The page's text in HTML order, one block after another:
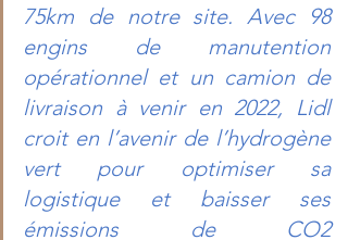
75km de notre site. Avec 98
engins de manutention
opérationnel et un camion de
livraison à venir en 2022, Lidl
croit en l’avenir de l’hydrogène
vert pour optimiser sa
logistique et baisser ses
émissions de CO2